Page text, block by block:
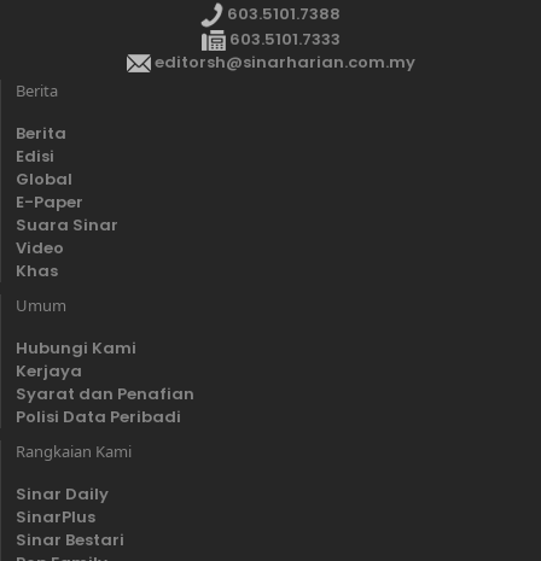
603.5101.7388
603.5101.7333
editorsh@sinarharian.com.my
Berita
Berita
Edisi
Global
E-Paper
Suara Sinar
Video
Khas
Umum
Hubungi Kami
Kerjaya
Syarat dan Penafian
Polisi Data Peribadi
Rangkaian Kami
Sinar Daily
SinarPlus
Sinar Bestari